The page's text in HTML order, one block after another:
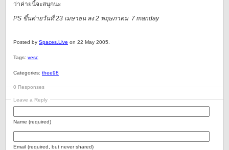
ว่าค่ายนี้จะสนุกนะ
PS ขึ้นค่ายวันที่ 23 เมษายน ลง 2 พฤษภาคม 7 manday
Posted by Spaces.Live on 22 May 2005.
Tags: vesc
Categories: thee98
0 Responses
Leave a Reply
Name (required)
Email (required, but never shared)